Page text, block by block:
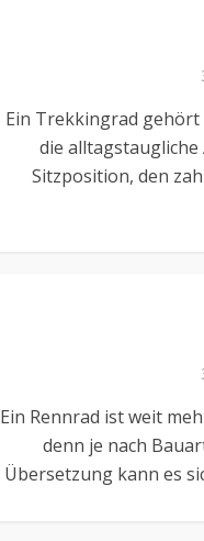
Ein Trekkingrad
die
Sitzposition, den
Ein Rennrad ist weit
denn je nach
Übersetzung kann es